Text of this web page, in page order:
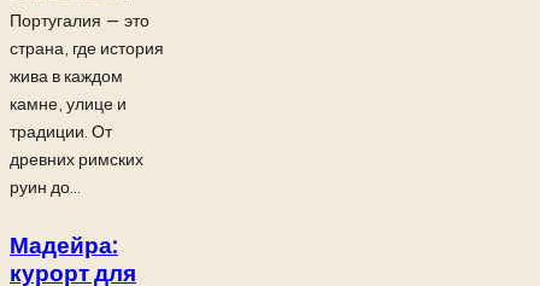
Португалия — это
страна, где история
жива в каждом
камне, улице и
традиции. От
древних римских
руин до...
Мадейра:
курорт для